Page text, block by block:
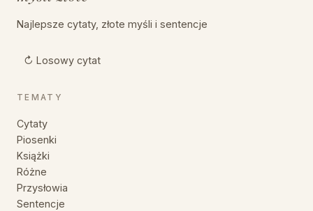
Najlepsze cytaty, złote myśli i sentencje
↻ Losowy cytat
TEMATY
Cytaty
Piosenki
Książki
Różne
Przysłowia
Sentencje